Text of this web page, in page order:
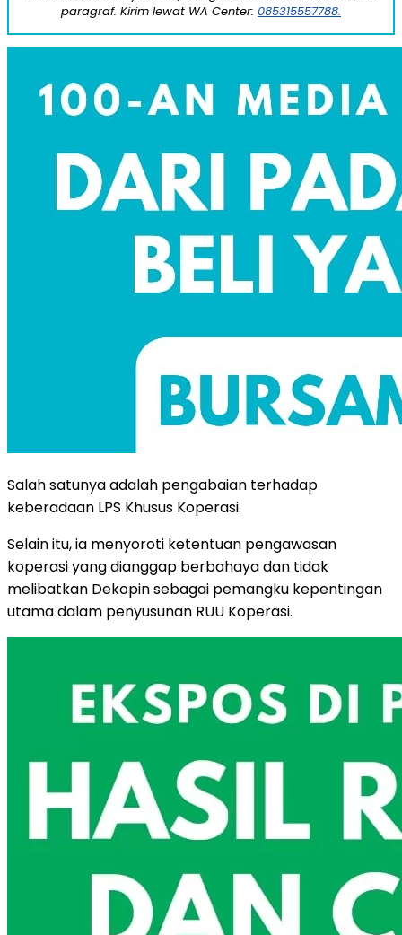
paragraf. Kirim lewat WA Center: 085315557788.
Salah satunya adalah pengabaian terhadap
keberadaan LPS Khusus Koperasi.
Selain itu, ia menyoroti ketentuan pengawasan
koperasi yang dianggap berbahaya dan tidak
melibatkan Dekopin sebagai pemangku kepentingan
utama dalam penyusunan RUU Koperasi.